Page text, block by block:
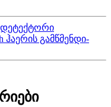
დეტექტორი
ჰაერის გამწმენდი-